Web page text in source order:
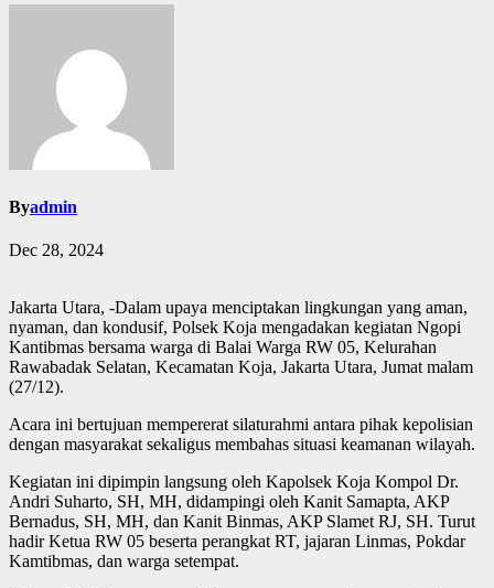
Byadmin
Dec 28, 2024
Jakarta Utara, -Dalam upaya menciptakan lingkungan yang aman,
nyaman, dan kondusif, Polsek Koja mengadakan kegiatan Ngopi
Kantibmas bersama warga di Balai Warga RW 05, Kelurahan
Rawabadak Selatan, Kecamatan Koja, Jakarta Utara, Jumat malam
(27/12).
Acara ini bertujuan mempererat silaturahmi antara pihak kepolisian
dengan masyarakat sekaligus membahas situasi keamanan wilayah.
Kegiatan ini dipimpin langsung oleh Kapolsek Koja Kompol Dr.
Andri Suharto, SH, MH, didampingi oleh Kanit Samapta, AKP
Bernadus, SH, MH, dan Kanit Binmas, AKP Slamet RJ, SH. Turut
hadir Ketua RW 05 beserta perangkat RT, jajaran Linmas, Pokdar
Kamtibmas, dan warga setempat.